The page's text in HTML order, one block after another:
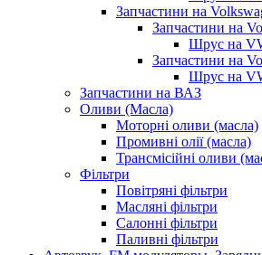
Запчастини на
Запчастини на
Шрус на
Запчастини на
Шрус на
Запчастини на ВАЗ
Оливи (Масла)
Моторні оливи (масла)
Промивні олії (масла)
Трансмісійні оливи
Фільтри
Повітряні фільтри
Масляні фільтри
Салонні фільтри
Паливні фільтри